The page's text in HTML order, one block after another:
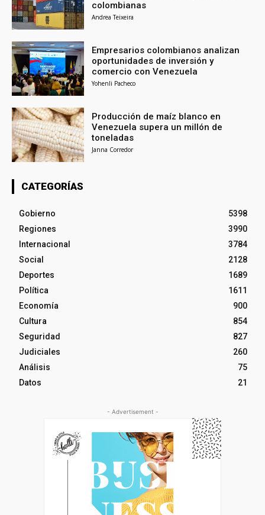
colombianas
Andrea Teixeira
Empresarios colombianos analizan
oportunidades de inversión y
comercio con Venezuela
Yohenli Pacheco
Producción de maíz blanco en
Venezuela supera un millón de
toneladas
Janna Corredor
CATEGORÍAS
Gobierno
5398
Regiones
3990
Internacional
3784
Social
2128
Deportes
1689
Política
1611
Economía
900
Cultura
854
Seguridad
827
Judiciales
260
Análisis
75
Datos
21
- Advertisement -